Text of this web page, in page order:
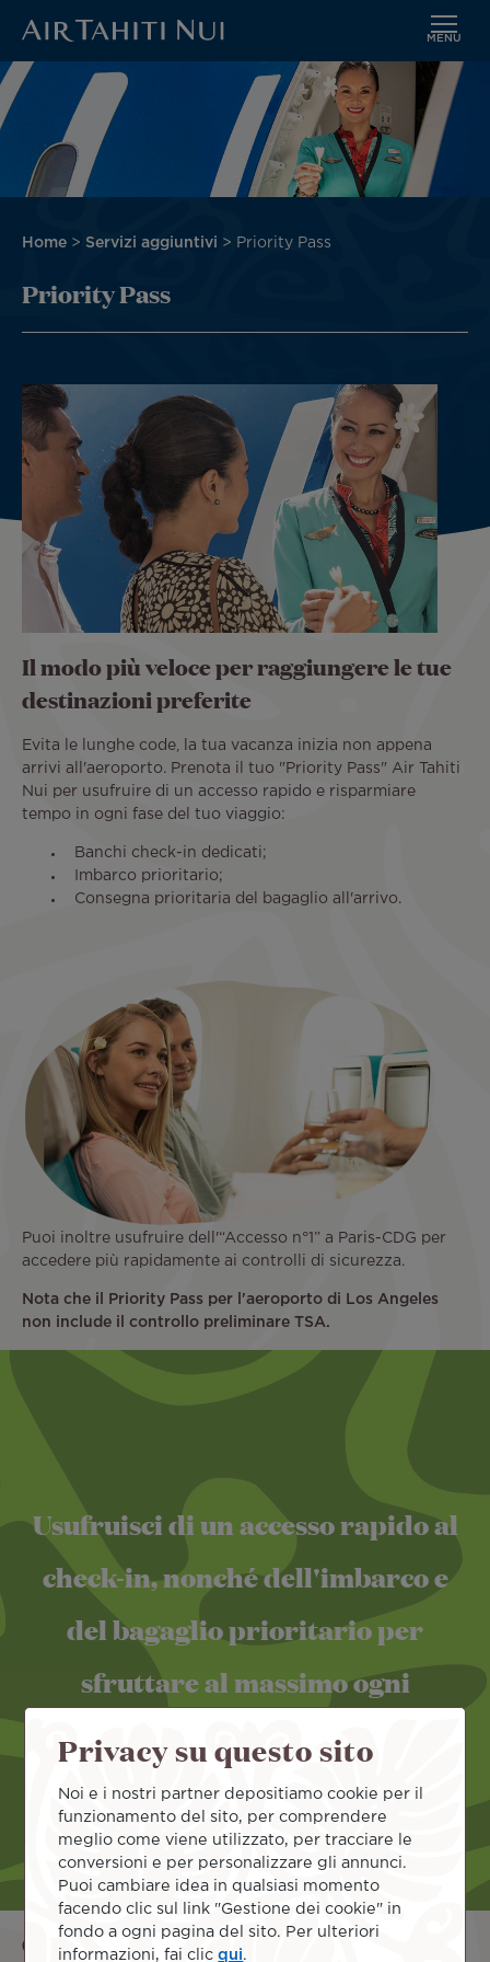
Vai
contenuto
principale
MENU
Immagine
Briciole
pane
Home Servizi aggiuntivi Priority Pass
Priority Pass
Il modo più veloce per raggiungere le tue
destinazioni preferite
Evita le lunghe code, la tua vacanza inizia non appena
arrivi all'aeroporto. Prenota il tuo "Priority Pass" Air Tahiti
Nui per usufruire di un accesso rapido e risparmiare
tempo in ogni fase del tuo viaggio:
Banchi check-in dedicati;
Imbarco prioritario;
Consegna prioritaria del bagaglio all'arrivo.
Puoi inoltre usufruire dell'“Accesso n°1” a Paris-CDG per
accedere più rapidamente ai controlli di sicurezza.
Nota che il Priority Pass per l'aeroporto di Los Angeles
non include il controllo preliminare TSA.
Usufruisci di un accesso rapido al
check-in, nonché dell'imbarco e
del bagaglio prioritario per
sfruttare al massimo ogni
momento del tuo viaggio.
Quali sono le tariffe del "Priority Pass"
Privacy su questo sito
Noi e i nostri partner depositiamo cookie per il
funzionamento del sito, per comprendere
meglio come viene utilizzato, per tracciare le
conversioni e per personalizzare gli annunci.
Puoi cambiare idea in qualsiasi momento
facendo clic sul link "Gestione dei cookie" in
fondo a ogni pagina del sito. Per ulteriori
informazioni, fai clicqui